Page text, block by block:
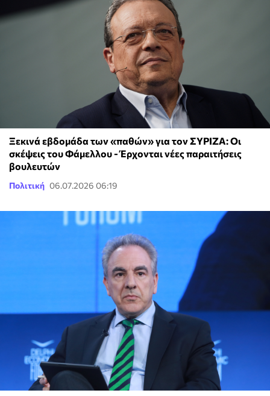
Ξεκινά εβδομάδα των «παθών» για τον ΣΥΡΙΖΑ: Οι
σκέψεις του Φάμελλου - Έρχονται νέες παραιτήσεις
βουλευτών
Πολιτική 06.07.2026 06:19